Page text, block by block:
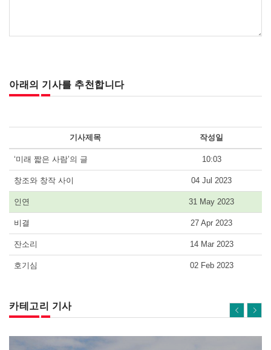
아래의 기사를 추천합니다
기사제목 작성일
‘미래 짧은 사람’의 글 10:03
창조와 창작 사이 04 Jul 2023
인연 31 May 2023
비결 27 Apr 2023
잔소리 14 Mar 2023
호기심 02 Feb 2023
카테고리 기사